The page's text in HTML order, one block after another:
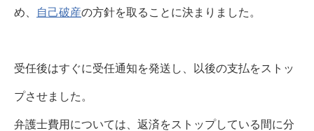
め、 自己破産の方針を取ることに決まりました。
受任後はすぐに受任通知を発送し、以後の支払をストッ
プさせました。
弁護士費用については、返済をストップしている間に分